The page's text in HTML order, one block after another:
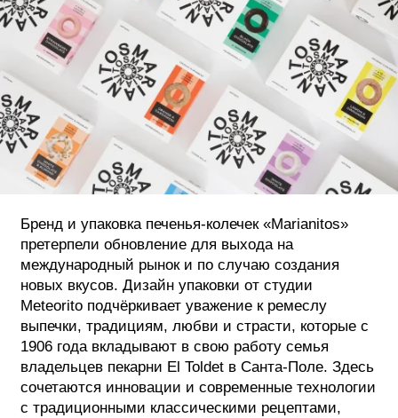
Бренд и упаковка печенья-колечек «Marianitos»
претерпели обновление для выхода на
международный рынок и по случаю создания
новых вкусов. Дизайн упаковки от студии
Meteorito подчёркивает уважение к ремеслу
выпечки, традициям, любви и страсти, которые с
1906 года вкладывают в свою работу семья
владельцев пекарни El Toldet в Санта-Поле. Здесь
сочетаются инновации и современные технологии
с традиционными классическими рецептами,
ФОТОГРАФИЯ
ТИПОГРАФИКА
ИСТОРИИ БРЕНДОВ
О ПРОЕКТЕ
РЕКЛАМА
КОНТАКТЫ